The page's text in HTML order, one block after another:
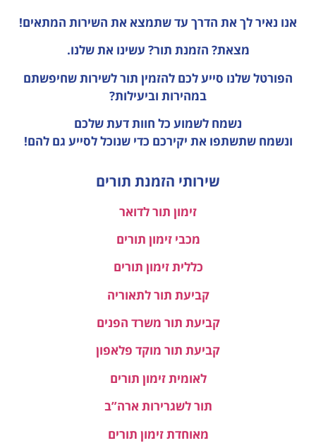
אנו נאיר לך את הדרך עד שתמצא את השירות המתאים!
מצאת? הזמנת תור? עשינו את שלנו.
הפורטל שלנו סייע לכם להזמין תור לשירות שחיפשתם
במהירות וביעילות?
נשמח לשמוע כל חוות דעתשלכם
ונשמח שתשתפו את יקירכם כדי שנוכל לסייע גם להם!
שירותי הזמנת תורים
זימון תור לדואר
מכבי זימון תורים
כללית זימון תורים
קביעת תור לתאוריה
קביעת תור משרד הפנים
קביעת תור מוקד פלאפון
לאומית זימון תורים
תור לשגרירות ארה”ב
מאוחדת זימון תורים